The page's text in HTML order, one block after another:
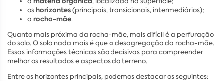
oshorizontes(principais, transicionais, intermediários);
a rocha-mãe.
Quanto mais próxima da rocha-mãe, mais difícil é a perfuração
do solo. O solo nada mais é que a desagregação da rocha-mãe.
Essas informações técnicas são decisivas para compreender
melhor os resultados e aspectos do terreno.
Entre os horizontes principais, podemos destacar os seguintes: